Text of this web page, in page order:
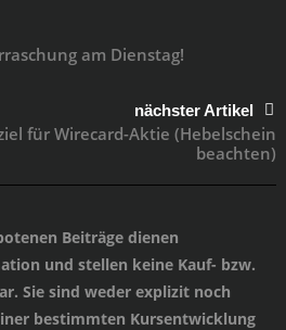
am Dienstag!
nächster Artikel
für Wirecard-Aktie (Hebelschein
beachten)
Beiträge dienen
und stellen keine Kauf- bzw.
Sie sind weder explizit noch
bestimmten Kursentwicklung